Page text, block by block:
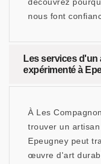
découvrez
nous font
Les services
expérimenté à
À Les
trouver un
Epeugney peut
œuvre d'art